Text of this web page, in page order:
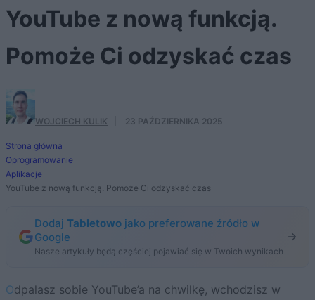
YouTube z nową funkcją.
Pomoże Ci odzyskać czas
WOJCIECH KULIK 23 PAŹDZIERNIKA 2025
Strona główna
Oprogramowanie
Aplikacje
YouTube z nową funkcją. Pomoże Ci odzyskać czas
Dodaj Tabletowo jako preferowane źródło w
Google
Nasze artykuły będą częściej pojawiać się w Twoich wynikach
Odpalasz sobie YouTube’a na chwilkę, wchodzisz w